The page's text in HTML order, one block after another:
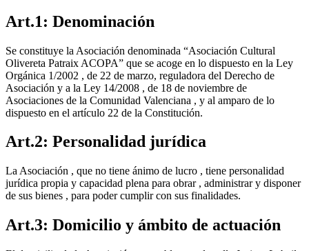
Art.1: Denominación
Se constituye la Asociación denominada “Asociación Cultural
Olivereta Patraix ACOPA” que se acoge en lo dispuesto en la Ley
Orgánica 1/2002 , de 22 de marzo, reguladora del Derecho de
Asociación y a la Ley 14/2008 , de 18 de noviembre de
Asociaciones de la Comunidad Valenciana , y al amparo de lo
dispuesto en el artículo 22 de la Constitución.
Art.2: Personalidad jurídica
La Asociación , que no tiene ánimo de lucro , tiene personalidad
jurídica propia y capacidad plena para obrar , administrar y disponer
de sus bienes , para poder cumplir con sus finalidades.
Art.3: Domicilio y ámbito de actuación